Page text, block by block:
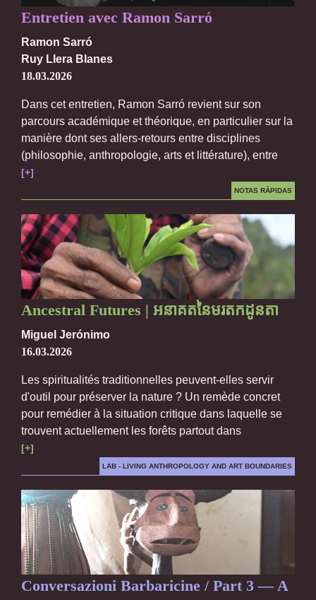
Entretien avec Ramon Sarró
Ramon Sarró
Ruy Llera Blanes
18.03.2026
Dans cet entretien, Ramon Sarró revient sur son
parcours académique et théorique, en particulier sur la
manière dont ses allers-retours entre disciplines
(philosophie, anthropologie, arts et littérature), entre
[+]
NOTAS RÁPIDAS
Ancestral Futures | អនាគតនៃមរតកដូនតា
Miguel Jerónimo
16.03.2026
Les spiritualités traditionnelles peuvent-elles servir
d'outil pour préserver la nature ? Un remède concret
pour remédier à la situation critique dans laquelle se
trouvent actuellement les forêts partout dans
[+]
LAB - LIVING ANTHROPOLOGY AND ART BOUNDARIES
Conversazioni Barbaricine / Part 3 — A